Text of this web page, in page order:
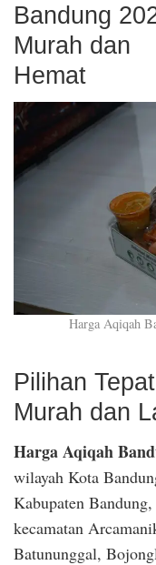
Bandung
Murah dan
Hemat
Harga Aqiqah
Pilihan
Murah dan
Harga Aqiqah
wilayah Kota
Kabupaten
kecamatan
Batununggal,